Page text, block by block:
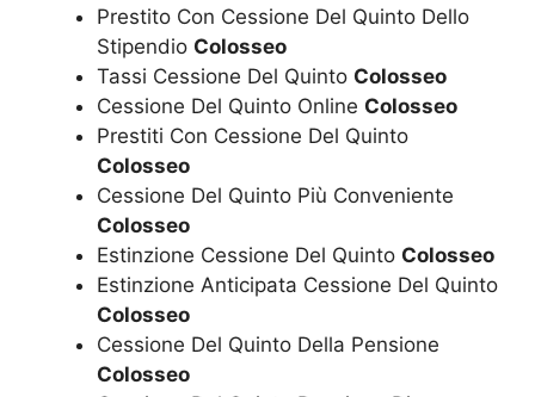
Prestito Con Cessione Del Quinto Dello
Stipendio Colosseo
Tassi Cessione Del Quinto Colosseo
Cessione Del Quinto Online Colosseo
Prestiti Con Cessione Del Quinto
Colosseo
Cessione Del Quinto Più Conveniente
Colosseo
Estinzione Cessione Del Quinto Colosseo
Estinzione Anticipata Cessione Del Quinto
Colosseo
Cessione Del Quinto Della Pensione
Colosseo